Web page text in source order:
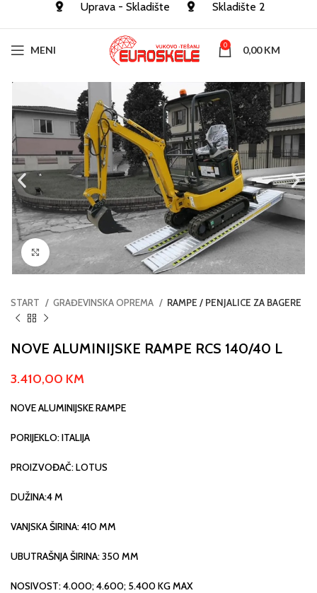
Uprava - Skladište Skladište 2
MENI 0 0,00KM
Click to enlarge
START GRAĐEVINSKA OPREMA RAMPE / PENJALICE ZA BAGERE
NOVE ALUMINIJSKE RAMPE RCS 140/40 L
3.410,00 KM
NOVE ALUMINIJSKE RAMPE
PORIJEKLO: ITALIJA
PROIZVOĐAČ: LOTUS
DUŽINA:4 M
VANJSKA ŠIRINA: 410 MM
UBUTRAŠNJA ŠIRINA: 350 MM
NOSIVOST: 4.000; 4.600; 5.400 KG MAX